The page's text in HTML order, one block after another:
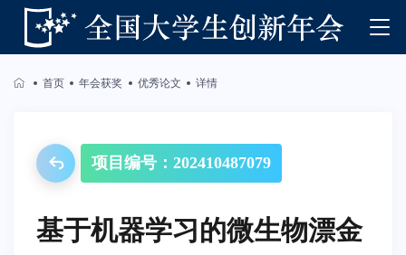
首页 年会获奖 优秀论文 详情
项目编号：202410487079
基于机器学习的微生物漂金